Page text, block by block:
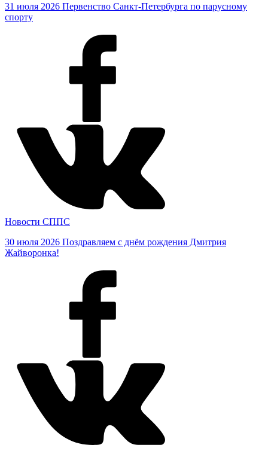
31 июля 2026 Первенство Санкт-Петербурга по парусному
спорту
Новости СППС
30 июля 2026 Поздравляем с днём рождения Дмитрия
Жайворонка!